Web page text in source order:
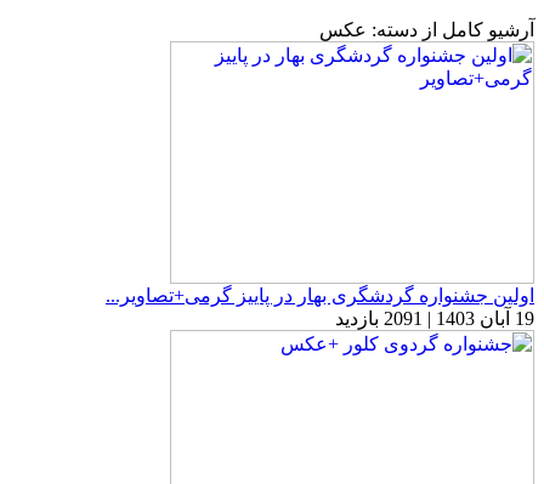
آرشیو کامل از دسته: عکس
اولین جشنواره گردشگری بهار در پاییز گرمی+تصاویر...
19 آبان 1403 | 2091 بازدید